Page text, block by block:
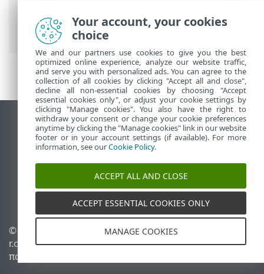
Ηλεκτρονική βοήθεια ESET>ESET
PROTECT On-Prem>Προδιαγραφές>
Υπηρεσία ESET Push Notification Service
Προβολή ιστότοπου επιφάνειας εργασίας
End of Life
Γνωσιακή βάση ESET
Ομάδα συζήτησης ESET
ESET Status Portal
Τοπική υποστήριξη
© 1992 - 2026 ESET, spol. s
r.o. - Με την επιφύλαξη
παντός δικαιώματος.
Διαχείριση cookies
Πολιτική cookie
Your account, your cookies
choice
We and our partners use cookies to give you the best
optimized online experience, analyze our website traffic,
and serve you with personalized ads. You can agree to the
collection of all cookies by clicking "Accept all and close",
decline all non-essential cookies by choosing "Accept
essential cookies only", or adjust your cookie settings by
clicking "Manage cookies". You also have the right to
withdraw your consent or change your cookie preferences
anytime by clicking the "Manage cookies" link in our website
footer or in your account settings (if available). For more
information, see ourCookie Policy.
ACCEPT ALL AND CLOSE
ACCEPT ESSENTIAL COOKIES ONLY
MANAGE COOKIES